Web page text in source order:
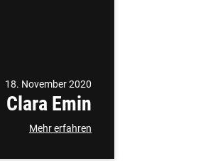
18. November 2020
Clara Emin
Mehr erfahren